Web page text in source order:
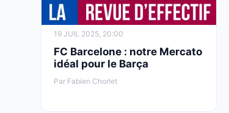
19 JUIL 2025, 20:00
FC Barcelone : notre Mercato
idéal pour le Barça
Par Fabien Chorlet